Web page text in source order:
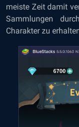
meiste Zeit damit
Sammlungen
Charakter zu